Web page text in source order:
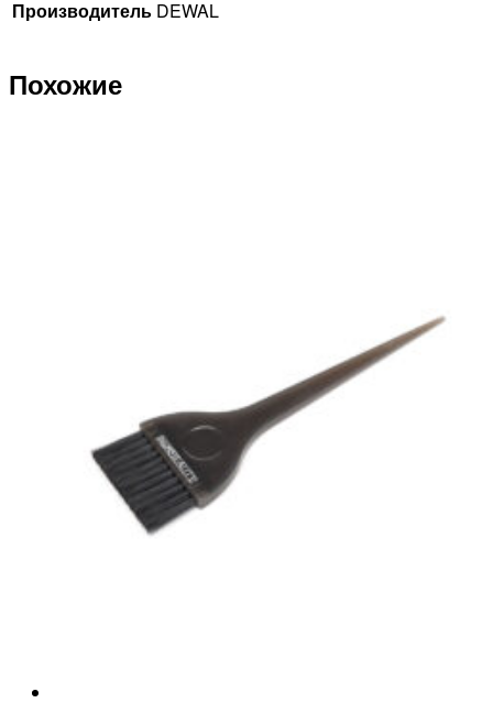
Производитель DEWAL
Похожие